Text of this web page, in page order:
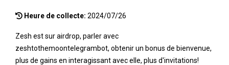
Heure de collecte: 2024/07/26
Zesh est sur airdrop, parler avec
zeshtothemoontelegrambot, obtenir un bonus de bienvenue,
plus de gains en interagissant avec elle, plus d'invitations!